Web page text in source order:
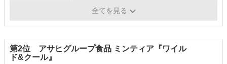
レギュラー全てを見る
第2位 アサヒグループ食品 ミンティア『ワイル
ド&クール』